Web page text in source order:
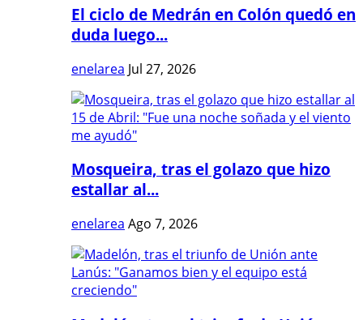
El ciclo de Medrán en Colón quedó en
duda luego...
enelarea Jul 27, 2026
Mosqueira, tras el golazo que hizo
estallar al...
enelarea Ago 7, 2026